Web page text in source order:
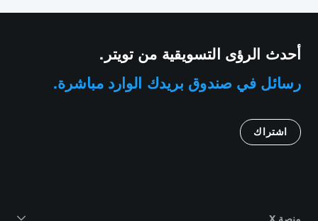
أحدث الرؤى التسويقية من تويتر.
رسائل في صندوق بريدك الوارد مباشرة.
اشتراك